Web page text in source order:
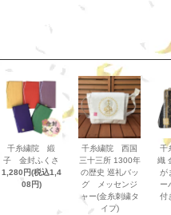
千糸繍院 緞
子 金封ふくさ
1,280円(税込1,4
08円)
千糸繍院 西国
三十三所 1300年
の歴史 巡礼バッ
グ メッセンジ
ャー(金糸刺繍タ
イプ)
千
織
が
ー
付